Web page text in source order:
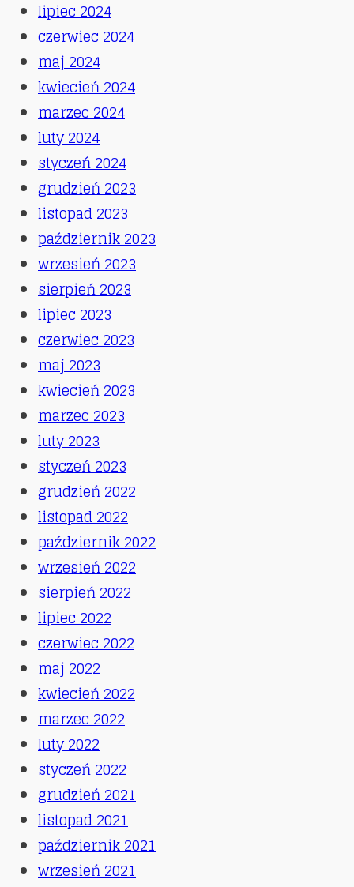
lipiec 2024
czerwiec 2024
maj 2024
kwiecień 2024
marzec 2024
luty 2024
styczeń 2024
grudzień 2023
listopad 2023
październik 2023
wrzesień 2023
sierpień 2023
lipiec 2023
czerwiec 2023
maj 2023
kwiecień 2023
marzec 2023
luty 2023
styczeń 2023
grudzień 2022
listopad 2022
październik 2022
wrzesień 2022
sierpień 2022
lipiec 2022
czerwiec 2022
maj 2022
kwiecień 2022
marzec 2022
luty 2022
styczeń 2022
grudzień 2021
listopad 2021
październik 2021
wrzesień 2021